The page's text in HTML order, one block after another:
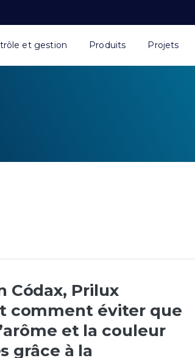
et gestion Produits Projets
Códax, Prilux
comment éviter que
et la couleur
grâce à la